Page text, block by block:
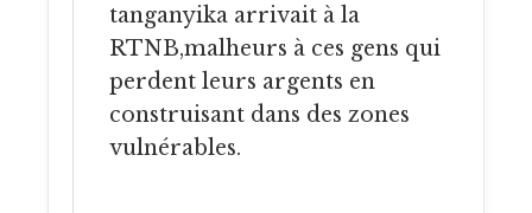
tanganyika arrivait à la
RTNB,malheurs à ces gens qui
perdent leurs argents en
construisant dans des zones
vulnérables.